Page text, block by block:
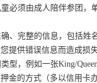
必须由成人陪伴参团
、完整的信息，包括
提供错误信息而造成损
型，例如一张King/
金的方式（多以信用卡